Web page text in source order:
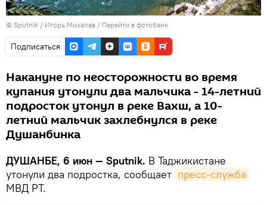
© Sputnik / Игорь Михалев / Перейти в фотобанк
Подписаться
Накануне по неосторожности во время
купания утонули два мальчика - 14-летний
подросток утонул в реке Вахш, а 10-
летний мальчик захлебнулся в реке
Душанбинка
ДУШАНБЕ, 6 июн — Sputnik. В Таджикистане
утонули два подростка, сообщает пресс-служба
МВД РТ.